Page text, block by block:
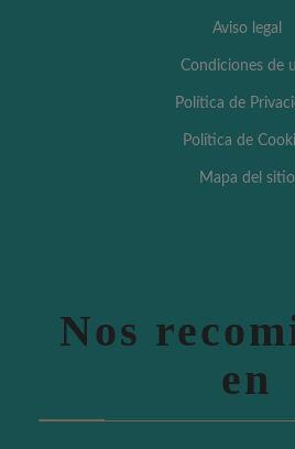
Aviso legal
Condiciones de
Política de
Política de
Mapa del sitio
Nos
en